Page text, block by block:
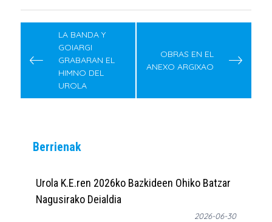
Post
navigation
LA BANDA Y
GOIARGI
GRABARAN EL
HIMNO DEL
UROLA
OBRAS EN EL
ANEXO ARGIXAO
Berrienak
Urola K.E.ren 2026ko Bazkideen Ohiko Batzar
Nagusirako Deialdia
2026-06-30